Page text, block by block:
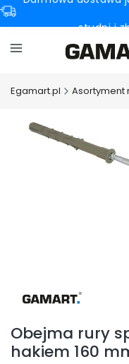
studni i
Egamart.pl Asortyment
Obejma rury
hakiem 160